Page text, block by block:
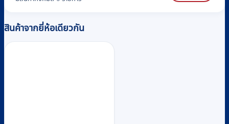
สินค้าจากยี่ห้อเดียวกัน